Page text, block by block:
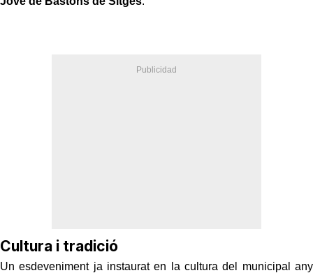
Cultura i tradició
Un esdeveniment ja instaurat en la cultura del municipal any